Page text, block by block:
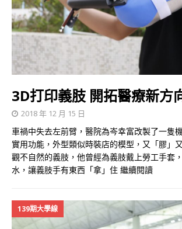
3D打印義肢 開拓醫療新方
2018 年 12 月 15 日
車禍中失去左前臂，醫院為岑幸富改製了一隻
實用功能，外型類似時裝店的模型，又「膠」
觀不自然的義肢，他曾經為義肢戴上勞工手套
水，讓義肢手有東西「拿」住 繼續閱讀
139期大學線